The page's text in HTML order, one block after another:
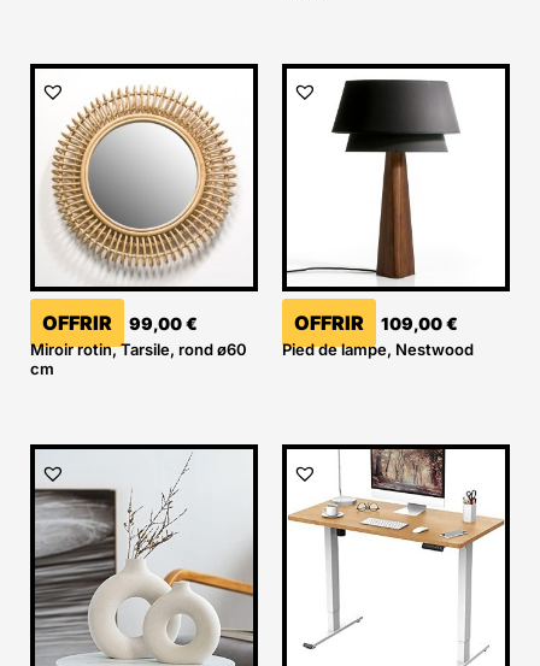
OFFRIR 99,00€
Miroir rotin, Tarsile, rond ø60
cm
OFFRIR 109,00€
Pied de lampe, Nestwood